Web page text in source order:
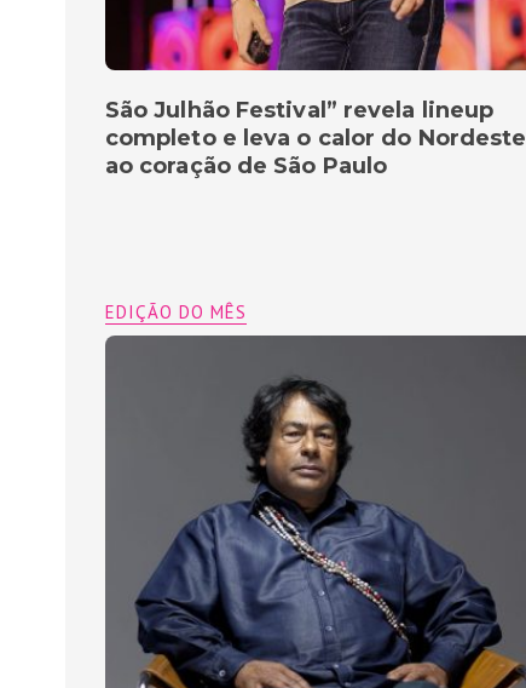
São Julhão Festival” revela lineup
completo e leva o calor do Nordeste
ao coração de São Paulo
EDIÇÃO DO MÊS